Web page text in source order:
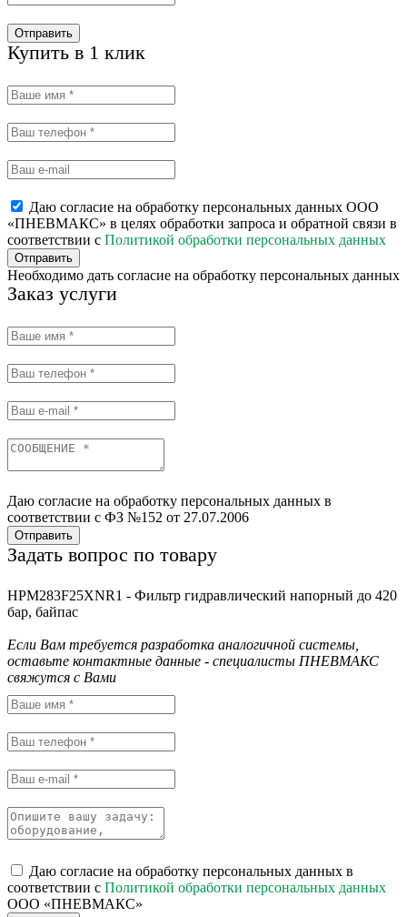
Отправить
Купить в 1 клик
Даю согласие на обработку персональных данных ООО
«ПНЕВМАКС» в целях обработки запроса и обратной связи в
соответствии с Политикой обработки персональных данных
Отправить
Необходимо дать согласие на обработку персональных данных
Заказ услуги
Даю согласие на обработку персональных данных в
соответствии с ФЗ №152 от 27.07.2006
Отправить
Задать вопрос по товару
HPM283F25XNR1 - Фильтр гидравлический напорный до 420
бар, байпас
Если Вам требуется разработка аналогичной системы,
оставьте контактные данные - специалисты ПНЕВМАКС
свяжутся с Вами
Даю согласие на обработку персональных данных в
соответствии с Политикой обработки персональных данных
ООО «ПНЕВМАКС»